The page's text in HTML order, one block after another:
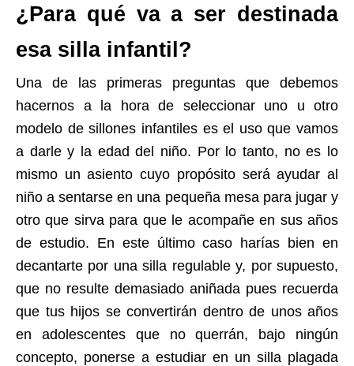
¿Para qué va a ser destinada
esa silla infantil?
Una de las primeras preguntas que debemos
hacernos a la hora de seleccionar uno u otro
modelo de sillones infantiles es el uso que vamos
a darle y la edad del niño. Por lo tanto, no es lo
mismo un asiento cuyo propósito será ayudar al
niño a sentarse en una pequeña mesa para jugar y
otro que sirva para que le acompañe en sus años
de estudio. En este último caso harías bien en
decantarte por una silla regulable y, por supuesto,
que no resulte demasiado aniñada pues recuerda
que tus hijos se convertirán dentro de unos años
en adolescentes que no querrán, bajo ningún
concepto, ponerse a estudiar en un silla plagada